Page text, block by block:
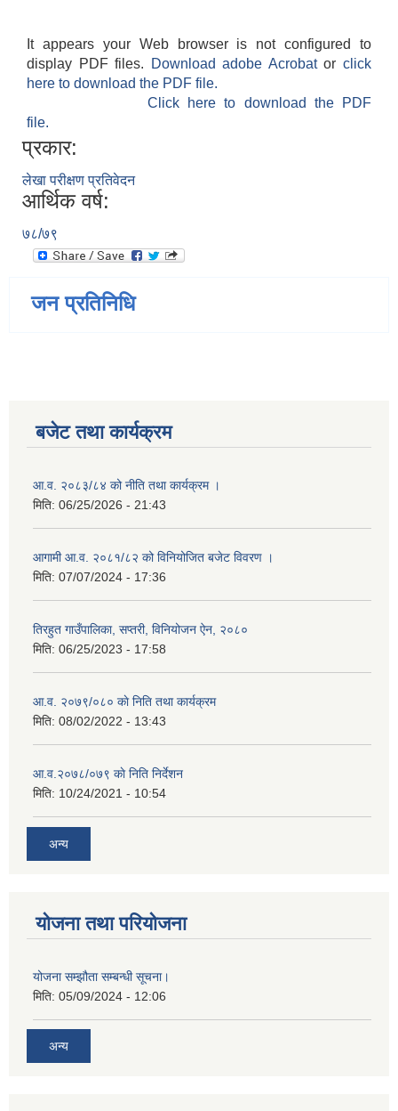
It appears your Web browser is not configured to
display PDF files.
Download adobe Acrobatorclick
here to download the PDF file.
Click here to download the PDF
file.
प्रकार:
लेखा परीक्षण प्रतिवेदन
आर्थिक वर्ष:
७८/७९
जन प्रतिनिधि
बजेट तथा कार्यक्रम
आ.व. २०८३/८४ को नीति तथा कार्यक्रम ।
मिति: 06/25/2026 - 21:43
आगामी आ.व. २०८१/८२ को विनियोजित बजेट विवरण ।
मिति: 07/07/2024 - 17:36
तिरहुत गाउँपालिका, सप्तरी, विनियोजन ऐन, २०८०
मिति: 06/25/2023 - 17:58
आ.व. २०७९/०८० काे निति तथा कार्यक्रम
मिति: 08/02/2022 - 13:43
आ.व.२०७८/०७९ काे निति निर्देशन
मिति: 10/24/2021 - 10:54
अन्य
योजना तथा परियोजना
योजना सम्झौता सम्बन्धी सूचना।
मिति: 05/09/2024 - 12:06
अन्य